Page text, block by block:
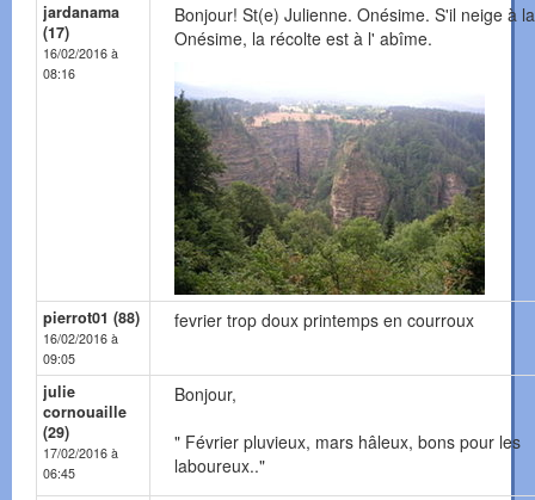
jardanama
(17)
16/02/2016 à
08:16
Bonjour! St(e) Julienne. Onésime. S'il neige à
Onésime, la récolte est à l' abîme.
pierrot01 (88)
16/02/2016 à
09:05
fevrier trop doux printemps en courroux
julie
cornouaille
(29)
17/02/2016 à
06:45
Bonjour,
" Février pluvieux, mars hâleux, bons pour les
laboureux.."